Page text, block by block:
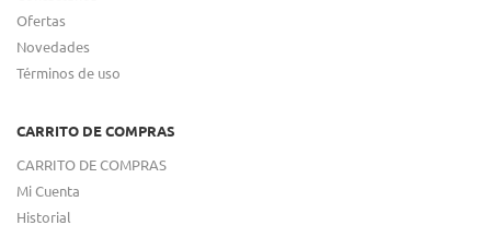
Ofertas
Novedades
Términos de uso
CARRITO DE COMPRAS
CARRITO DE COMPRAS
Mi Cuenta
Historial